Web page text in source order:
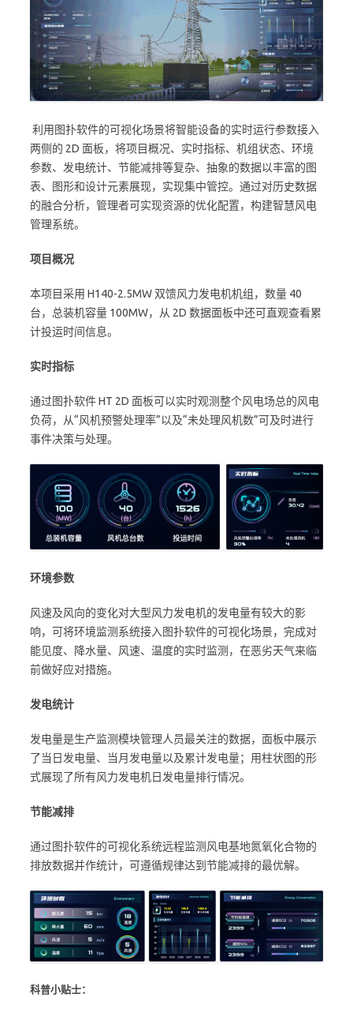
利用图扑软件的可视化场景将智能设备的实时运行参数接入
两侧的 2D 面板，将项目概况、实时指标、机组状态、环境
参数、发电统计、节能减排等复杂、抽象的数据以丰富的图
表、图形和设计元素展现，实现集中管控。通过对历史数据
的融合分析，管理者可实现资源的优化配置，构建智慧风电
管理系统。
项目概况
本项目采用 H140-2.5MW 双馈风力发电机机组，数量 40
台，总装机容量 100MW，从 2D 数据面板中还可直观查看累
计投运时间信息。
实时指标
通过图扑软件 HT 2D 面板可以实时观测整个风电场总的风电
负荷，从“风机预警处理率”以及“未处理风机数”可及时进行
事件决策与处理。
环境参数
风速及风向的变化对大型风力发电机的发电量有较大的影
响，可将环境监测系统接入图扑软件的可视化场景，完成对
能见度、降水量、风速、温度的实时监测，在恶劣天气来临
前做好应对措施。
发电统计
发电量是生产监测模块管理人员最关注的数据，面板中展示
了当日发电量、当月发电量以及累计发电量；用柱状图的形
式展现了所有风力发电机日发电量排行情况。
节能减排
通过图扑软件的可视化系统远程监测风电基地氮氧化合物的
排放数据并作统计，可遵循规律达到节能减排的最优解。
科普小贴士：